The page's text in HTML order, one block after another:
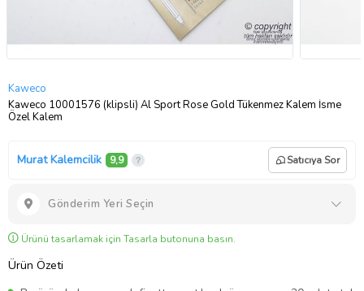
Kaweco
Kaweco 10001576 (klipsli) Al Sport Rose Gold Tükenmez Kalem İsme
Özel Kalem
Murat Kalemcilik 9,9 Satıcıya Sor
Gönderim Yeri Seçin
Ürünü tasarlamak için Tasarla butonuna basın.
Ürün Özeti